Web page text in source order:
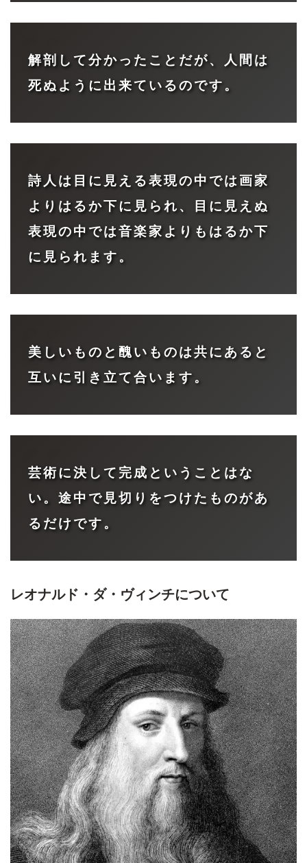
解剖して分かったことだが、人間は
死ぬように出来ているのです。
詩人は目に見える表現の中では画家
よりはるか下に見られ、目に見えぬ
表現の中では音楽家よりもはるか下
に見られます。
美しいものと醜いものは共にあると
互いに引き立て合います。
芸術に決して完成ということはな
い。途中で見切りをつけたものがあ
るだけです。
レオナルド・ダ・ヴィンチについて